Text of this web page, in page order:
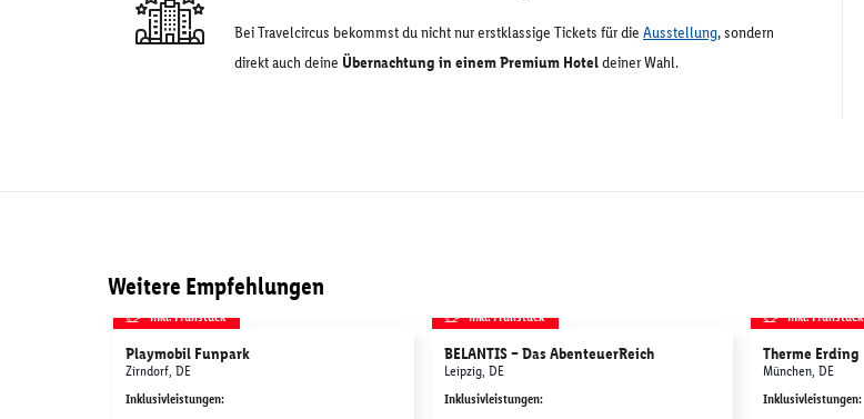
Bei Travelcircus bekommst du nicht nur erstklassige Tickets für die Ausstellung, sondern
direkt auch deine Übernachtung in einem Premium Hoteldeiner Wahl.
Weitere Empfehlungen
inkl. Frühstück
Playmobil Funpark
Zirndorf, DE
Inklusivleistungen:
inkl. Frühstück
BELANTIS – Das AbenteuerReich
Leipzig, DE
Inklusivleistungen:
inkl. Frühstück
Therme Erding
München, DE
Inklusivleistungen: